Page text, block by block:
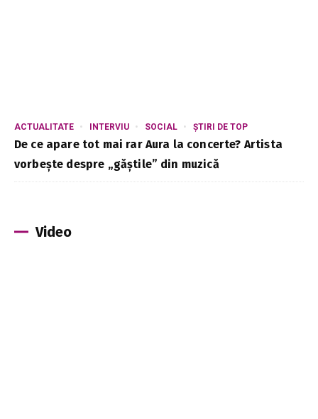
ACTUALITATE INTERVIU SOCIAL ȘTIRI DE TOP
De ce apare tot mai rar Aura la concerte? Artista
vorbește despre „găștile” din muzică
Video